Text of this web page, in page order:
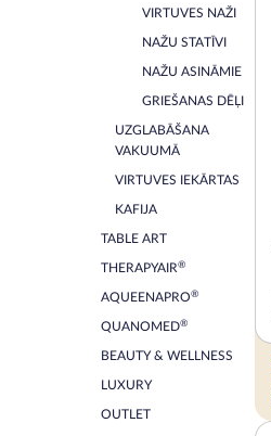
VIRTUVES NAŽI
NAŽU STATĪVI
NAŽU ASINĀMIE
GRIEŠANAS DĒĻI
UZGLABĀŠANA
VAKUUMĀ
VIRTUVES IEKĀRTAS
KAFIJA
TABLE ART
THERAPYAIR®
AQUEENAPRO®
QUANOMED®
BEAUTY & WELLNESS
LUXURY
OUTLET